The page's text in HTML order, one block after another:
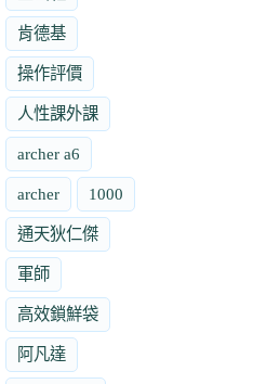
肯德基
操作評價
人性課外課
archer a6
archer 1000
通天狄仁傑
軍師
高效鎖鮮袋
阿凡達